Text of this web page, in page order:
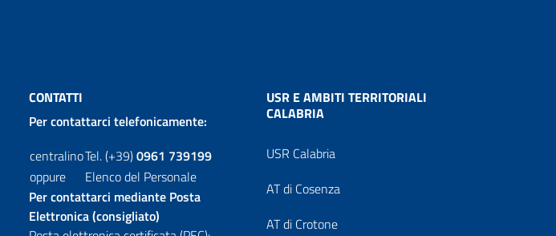
CONTATTI
Per contattarci telefonicamente:
centralinoTel. (+39)0961 739199
oppure
Elenco del Personale
Per contattarci mediante Posta
Elettronica (consigliato)
USR E AMBITI TERRITORIALI
CALABRIA
USR Calabria
AT di Cosenza
AT di Crotone